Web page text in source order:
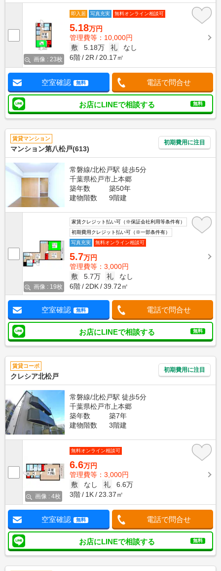
画像 : 23枚
即入居 写真充実 無料オンライン相談可
5.18万円
管理費等：10,000円
敷
5.18万 礼
なし
6階
2R 20.17㎡
空室確認 無料 電話で問合せ
お店にLINEで相談する 無料
賃貸マンション
マンション第八松戸(613)
初期費用に注目
常磐線/北松戸駅 徒歩5分
千葉県松戸市上本郷
築年数
築50年
建物階数
9階建
画像 : 19枚
家賃クレジット払い可（※保証会社利用等条件有）
初期費用クレジット払い可（※一部条件有）
写真充実
無料オンライン相談可
5.7万円
管理費等：3,000円
敷
5.7万 礼
なし
6階
2DK 39.72㎡
空室確認 無料 電話で問合せ
お店にLINEで相談する 無料
賃貸コーポ
クレシア北松戸
初期費用に注目
常磐線/北松戸駅 徒歩5分
千葉県松戸市上本郷
築年数
築7年
建物階数
3階建
画像 : 4枚
無料オンライン相談可
6.6万円
管理費等：3,000円
敷
なし 礼
6.6万
3階
1K 23.37㎡
空室確認 無料 電話で問合せ
お店にLINEで相談する 無料